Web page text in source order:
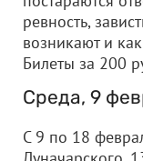
ревность,
возникают и
Билеты за 200
Среда, 9
С 9 по 18